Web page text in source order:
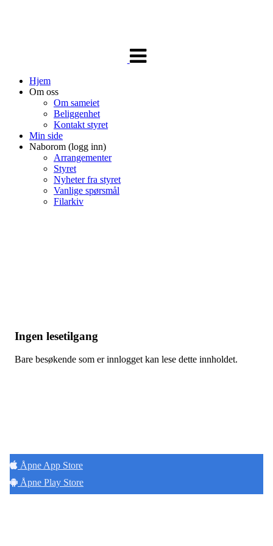
navigasjon
Hjem
Om oss
Om sameiet
Beliggenhet
Kontakt styret
Min side
Naborom (logg inn)
Arrangementer
Styret
Nyheter fra styret
Vanlige spørsmål
Filarkiv
Ingen lesetilgang
Bare besøkende som er innlogget kan lese dette innholdet.
Åpne App Store
Åpne Play Store